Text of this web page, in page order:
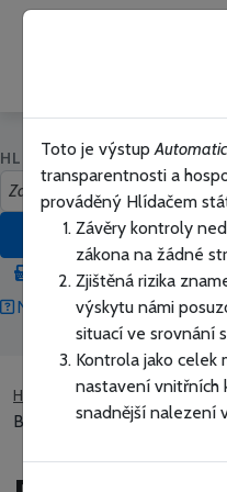
HLEDAT V HLÍDAČI STÁTU
HLEDAT
Přepnout na
Nápověda jak vyhledávat
Hlídač státu Úřady a firmy
BaKo s.r.o. - Sledovaná rizika
Toto je výstup
transparentnosti a
prováděný Hlídačem
Závěry kontroly
zákona na žádné
Zjištěná rizika
výskytu námi
situací ve srovnání
Kontrola jako celek
nastavení vnitřních
snadnější nalezení